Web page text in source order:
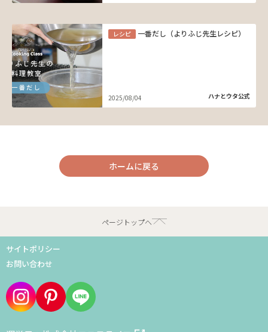
レシピ 一番だし（よりふじ先生レシピ）
2025/08/04 ハナとウタ公式
ホームに戻る
ページトップへ
サイトポリシー
お問い合わせ